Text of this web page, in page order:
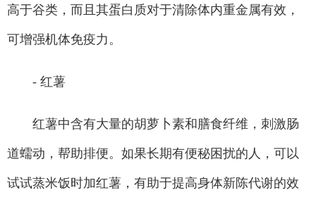
高于谷类，而且其蛋白质对于清除体内重金属有效，
可增强机体免疫力。
- 红薯
红薯中含有大量的胡萝卜素和膳食纤维，刺激肠
道蠕动，帮助排便。如果长期有便秘困扰的人，可以
试试蒸米饭时加红薯，有助于提高身体新陈代谢的效